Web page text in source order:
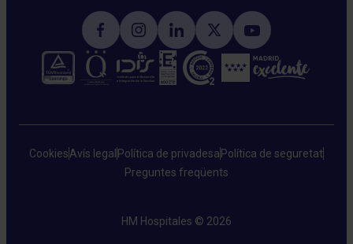
CookiesAvís legal Política de privadesa Política de seguretat
Preguntes freqüents
HM Hospitales © 2026